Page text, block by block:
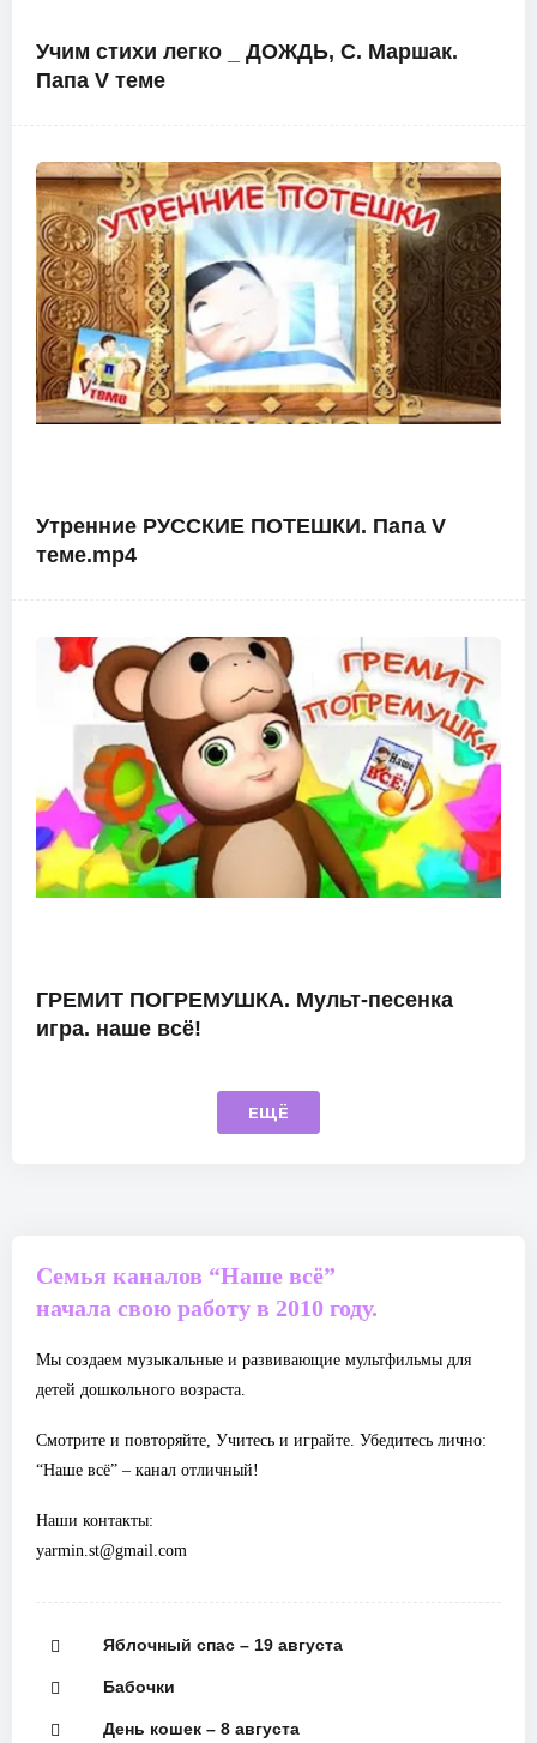
Учим стихи легко _ ДОЖДЬ, С. Маршак.
Папа V теме
Утренние РУССКИЕ ПОТЕШКИ. Папа V
теме.mp4
ГРЕМИТ ПОГРЕМУШКА. Мульт-песенка
игра. наше всё!
ЕЩЁ
Семья каналов “Наше всё”
начала свою работу в 2010 году.
Мы создаем музыкальные и развивающие мультфильмы для
детей дошкольного возраста.
Смотрите и повторяйте, Учитесь и играйте. Убедитесь лично:
“Наше всё” – канал отличный!
Наши контакты:
yarmin.st@gmail.com
Яблочный спас – 19 августа
Бабочки
День кошек – 8 августа